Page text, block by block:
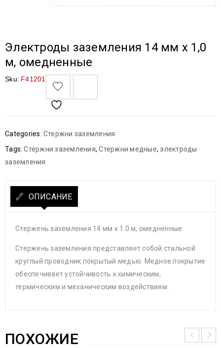
Электроды заземления 14 мм х 1,0
м, омедненные
Sku: F41201
Categories: Стержни заземления
Tags: Стержни заземления,Стержни медные,электроды
заземления
ОПИСАНИЕ
Стержень заземления 14 мм х 1.0 м, омедненные
Стержень заземления представляет собой стальной
круглый проводник покрытый медью. Медное покрытие
обеспечивает устойчивость к химическим,
термическим и механическим воздействиям.
ПОХОЖИЕ